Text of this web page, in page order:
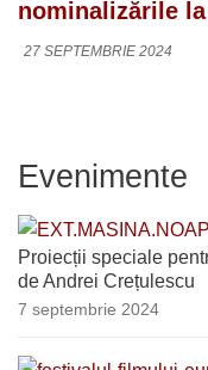
nominalizările
27 SEPTEMBRIE 2024
Evenimente
Proiecții speciale
de Andrei Crețulescu
7 septembrie 2024